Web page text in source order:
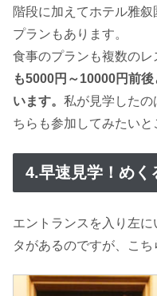
階段に加えてホテル雅
プランもあります。
食事のプランも複数のレ
も5000円～10000円前
います。 私が見学したの
ちらも参加してみたいと
4.早速見学！めく
エントランスを入り左
タがあるのですが、こち